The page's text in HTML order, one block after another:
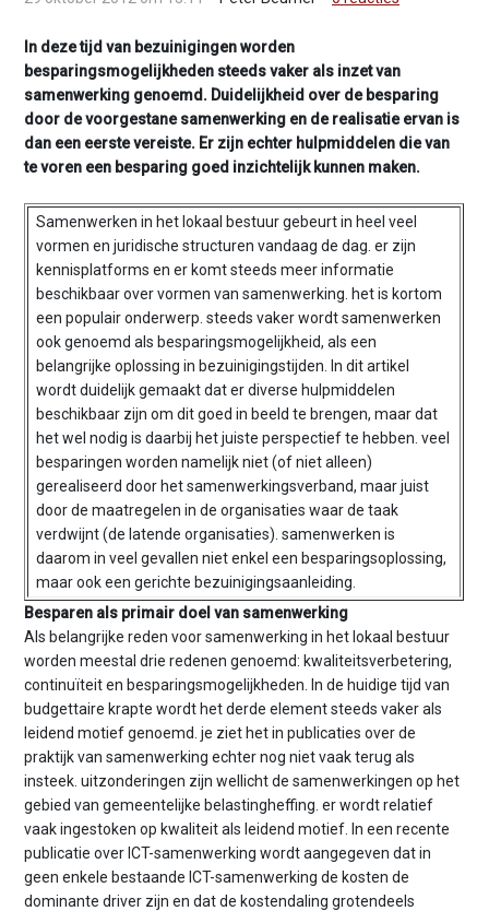
g
a
t
o
J
In deze tijd van bezuinigingen worden
besparingsmogelijkheden steeds vaker als inzet van
samenwerking genoemd. Duidelijkheid over de besparing
door de voorgestane samenwerking en de realisatie ervan is
dan een eerste vereiste. Er zijn echter hulpmiddelen die van
te voren een besparing goed inzichtelijk kunnen maken.
Samenwerken in het lokaal bestuur gebeurt in heel veel
vormen en juridische structuren vandaag de dag. er zijn
kennisplatforms en er komt steeds meer informatie
beschikbaar over vormen van samenwerking. het is kortom
een populair onderwerp. steeds vaker wordt samenwerken
ook genoemd als besparingsmogelijkheid, als een
belangrijke oplossing in bezuinigingstijden. In dit artikel
wordt duidelijk gemaakt dat er diverse hulpmiddelen
beschikbaar zijn om dit goed in beeld te brengen, maar dat
het wel nodig is daarbij het juiste perspectief te hebben. veel
besparingen worden namelijk niet (of niet alleen)
gerealiseerd door het samenwerkingsverband, maar juist
door de maatregelen in de organisaties waar de taak
verdwijnt (de latende organisaties). samenwerken is
daarom in veel gevallen niet enkel een besparingsoplossing,
maar ook een gerichte bezuinigingsaanleiding.
Besparen als primair doel van samenwerking
Als belangrijke reden voor samenwerking in het lokaal bestuur
worden meestal drie redenen genoemd: kwaliteitsverbetering,
continuïteit en besparingsmogelijkheden. In de huidige tijd van
budgettaire krapte wordt het derde element steeds vaker als
leidend motief genoemd. je ziet het in publicaties over de
praktijk van samenwerking echter nog niet vaak terug als
insteek. uitzonderingen zijn wellicht de samenwerkingen op het
gebied van gemeentelijke belastingheffing. er wordt relatief
vaak ingestoken op kwaliteit als leidend motief. In een recente
publicatie over ICT-samenwerking wordt aangegeven dat in
geen enkele bestaande ICT-samenwerking de kosten de
dominante driver zijn en dat de kostendaling grotendeels